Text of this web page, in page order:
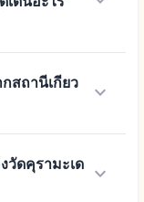
สถานีเกียว
keyboard_arrow_down
วัดคุรามะเด
keyboard_arrow_down